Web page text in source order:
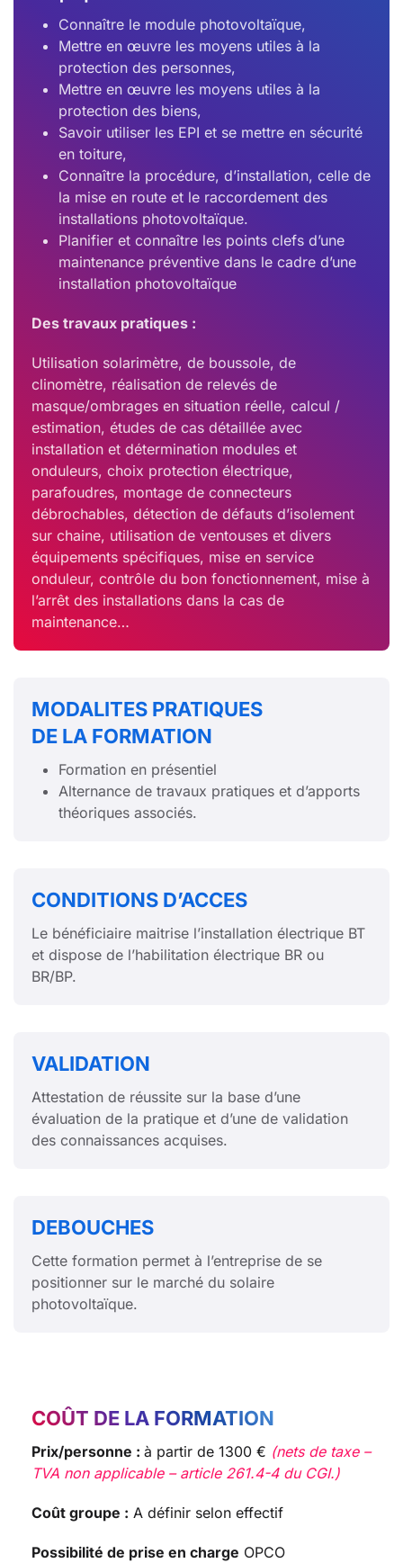
Connaître le module photovoltaïque,
Mettre en œuvre les moyens utiles à la
protection des personnes,
Mettre en œuvre les moyens utiles à la
protection des biens,
Savoir utiliser les EPI et se mettre en sécurité
en toiture,
Connaître la procédure, d’installation, celle de
la mise en route et le raccordement des
installations photovoltaïque.
Planifier et connaître les points clefs d’une
maintenance préventive dans le cadre d’une
installation photovoltaïque
Des travaux pratiques :
Utilisation solarimètre, de boussole, de
clinomètre, réalisation de relevés de
masque/ombrages en situation réelle, calcul /
estimation, études de cas détaillée avec
installation et détermination modules et
onduleurs, choix protection électrique,
parafoudres, montage de connecteurs
débrochables, détection de défauts d’isolement
sur chaine, utilisation de ventouses et divers
équipements spécifiques, mise en service
onduleur, contrôle du bon fonctionnement, mise à
l’arrêt des installations dans la cas de
maintenance…
MODALITES PRATIQUES
DE LA FORMATION
Formation en présentiel
Alternance de travaux pratiques et d’apports
théoriques associés.
CONDITIONS D’ACCES
Le bénéficiaire maitrise l’installation électrique BT
et dispose de l’habilitation électrique BR ou
BR/BP.
VALIDATION
Attestation de réussite sur la base d’une
évaluation de la pratique et d’une de validation
des connaissances acquises.
DEBOUCHES
Cette formation permet à l’entreprise de se
positionner sur le marché du solaire
photovoltaïque.
COÛT DE LA FORMATION
Prix/personne : à partir de 1300 € (nets de taxe –
TVA non applicable – article 261.4-4 du CGI.)
Coût groupe : A définir selon effectif
Possibilité de prise en charge OPCO